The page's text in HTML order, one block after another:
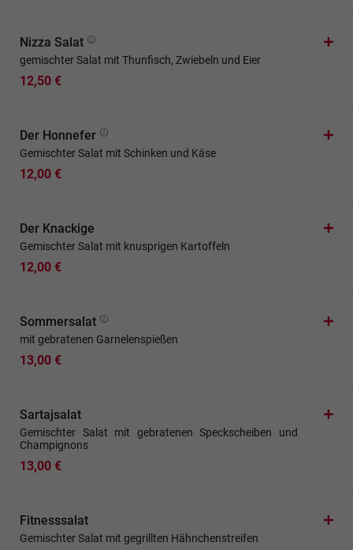
Nizza Salat
gemischter Salat mit Thunfisch, Zwiebeln und Eier
12,50 €
Der Honnefer
Gemischter Salat mit Schinken und Käse
12,00 €
Der Knackige
Gemischter Salat mit knusprigen Kartoffeln
12,00 €
Sommersalat
mit gebratenen Garnelenspießen
13,00 €
Sartajsalat
Gemischter Salat mit gebratenen Speckscheiben und
Champignons
13,00 €
Fitnesssalat
Gemischter Salat mit gegrillten Hähnchenstreifen